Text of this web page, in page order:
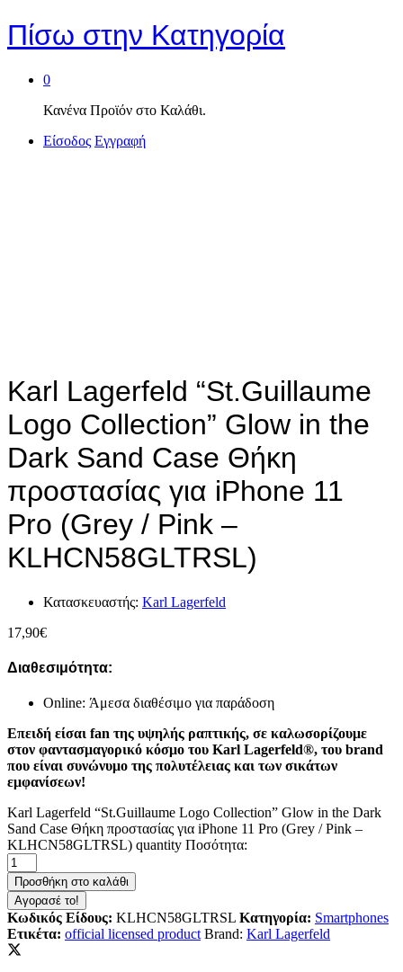
Πίσω στην Κατηγορία
0
Κανένα Προϊόν στο Καλάθι.
Είσοδος Εγγραφή
Karl Lagerfeld “St.Guillaume
Logo Collection” Glow in the
Dark Sand Case Θήκη
προστασίας για iPhone 11
Pro (Grey / Pink –
KLHCN58GLTRSL)
Κατασκευαστής: Karl Lagerfeld
17,90€
Διαθεσιμότητα:
Online: Άμεσα διαθέσιμο για παράδοση
Επειδή είσαι fan της υψηλής ραπτικής, σε καλωσορίζουμε
στον φαντασμαγορικό κόσμο του Karl Lagerfeld®, του brand
που είναι συνώνυμο της πολυτέλειας και των σικάτων
εμφανίσεων!
Karl Lagerfeld “St.Guillaume Logo Collection” Glow in the Dark
Sand Case Θήκη προστασίας για iPhone 11 Pro (Grey / Pink –
KLHCN58GLTRSL) quantity Ποσότητα:
Προσθήκη στο καλάθι
Αγορασέ το!
Κωδικός Είδους: KLHCN58GLTRSL Κατηγορία: Smartphones
Ετικέτα: official licensed product Brand: Karl Lagerfeld